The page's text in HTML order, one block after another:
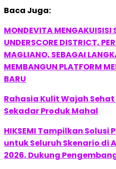
Baca Juga:
MONDEVITA MENGAKUISISI
UNDERSCORE DISTRICT,
MAGLIANO, SEBAGAI
MEMBANGUN PLATFORM
BARU
Rahasia Kulit Wajah Sehat
Sekadar Produk Mahal
HIKSEMI Tampilkan Solusi
untuk Seluruh Skenario di
2026, Dukung